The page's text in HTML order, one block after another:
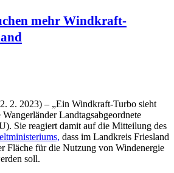
mehr Windkraft-
2. 2023) – „Ein Windkraft-Turbo sieht
Landtagsabgeordnete
Sie reagiert damit auf die Mitteilung des
dass im Landkreis Friesland
Fläche für die Nutzung von Windenergie
soll.